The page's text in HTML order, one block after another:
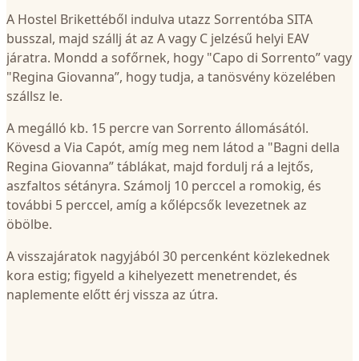
A Hostel Brikettéből indulva utazz Sorrentóba SITA
busszal, majd szállj át az A vagy C jelzésű helyi EAV
járatra. Mondd a sofőrnek, hogy "Capo di Sorrento” vagy
"Regina Giovanna”, hogy tudja, a tanösvény közelében
szállsz le.
A megálló kb. 15 percre van Sorrento állomásától.
Kövesd a Via Capót, amíg meg nem látod a "Bagni della
Regina Giovanna” táblákat, majd fordulj rá a lejtős,
aszfaltos sétányra. Számolj 10 perccel a romokig, és
további 5 perccel, amíg a kőlépcsők levezetnek az
öbölbe.
A visszajáratok nagyjából 30 percenként közlekednek
kora estig; figyeld a kihelyezett menetrendet, és
naplemente előtt érj vissza az útra.